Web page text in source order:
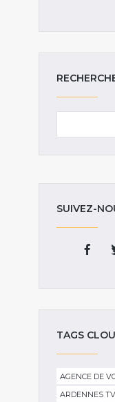
SUIVEZ-
TAGS
AGENCE DE
ARDENNES